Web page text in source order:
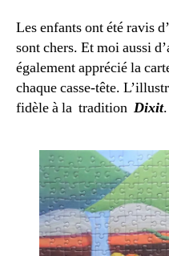
Les enfants ont été ravis
sont chers. Et moi aussi
également apprécié la
chaque casse-tête.
fidèle à la tradition Dixit.